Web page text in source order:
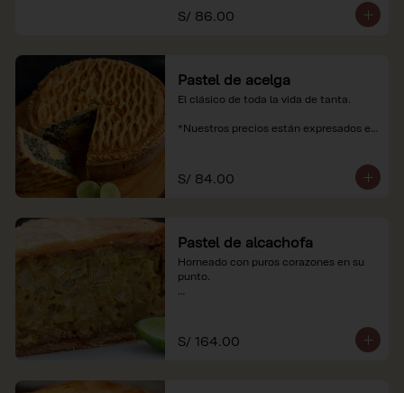
*Nuestros precios están expresados en
S/ 86.00
Pastel de acelga
El clásico de toda la vida de tanta.
*Nuestros precios están expresados en
S/ 84.00
Pastel de alcachofa
Horneado con puros corazones en su
punto.
S/ 164.00